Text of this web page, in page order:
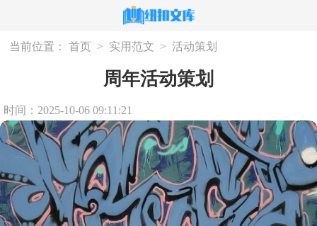
当前位置： 首页 > 实用范文 > 活动策划
周年活动策划
时间：2025-10-06 09:11:21